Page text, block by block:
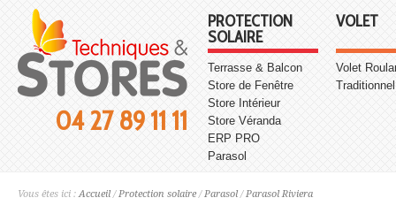
04 27 89 11 11
PROTECTION
SOLAIRE
Terrasse & Balcon
Store de Fenêtre
Store Intérieur
Store Véranda
ERP PRO
Parasol
VOLET
Volet
Traditionnel
Vous êtes ici :Accueil /Protection solaire /Parasol /Parasol Riviera